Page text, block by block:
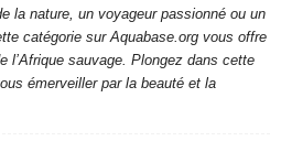
la nature, un voyageur passionné ou un
catégorie sur Aquabase.org vous offre
l’Afrique sauvage. Plongez dans cette
émerveiller par la beauté et la